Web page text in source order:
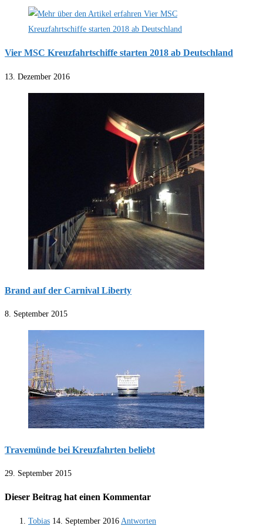
Vier MSC Kreuzfahrtschiffe starten 2018 ab Deutschland
13. Dezember 2016
Brand auf der Carnival Liberty
8. September 2015
Travemünde bei Kreuzfahrten beliebt
29. September 2015
Dieser Beitrag hat einen Kommentar
Tobias 14. September 2016 Antworten